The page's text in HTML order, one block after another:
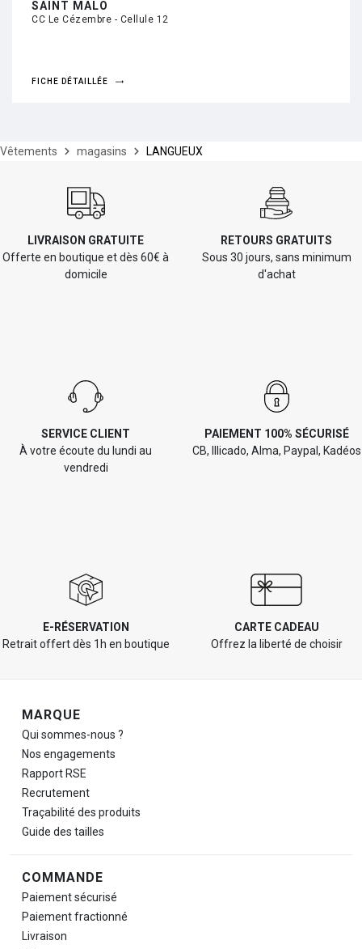
SAINT MALO
CC Le Cézembre - Cellule 12
FICHE DÉTAILLÉE
Vêtements magasins LANGUEUX
LIVRAISON GRATUITE
Offerte en boutique et dès 60€ à
domicile
RETOURS GRATUITS
Sous 30 jours, sans minimum
d'achat
SERVICE CLIENT
À votre écoute du lundi au
vendredi
PAIEMENT 100% SÉCURISÉ
CB, Illicado, Alma, Paypal, Kadéos
E-RÉSERVATION
Retrait offert dès 1h en boutique
CARTE CADEAU
Offrez la liberté de choisir
Navigation de pied de page
MARQUE
Qui sommes-nous ?
Nos engagements
Rapport RSE
Recrutement
Traçabilité des produits
Guide des tailles
COMMANDE
Paiement sécurisé
Paiement fractionné
Livraison